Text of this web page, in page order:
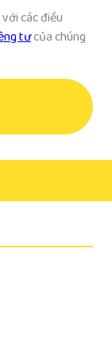
các điều
tưcủa chúng